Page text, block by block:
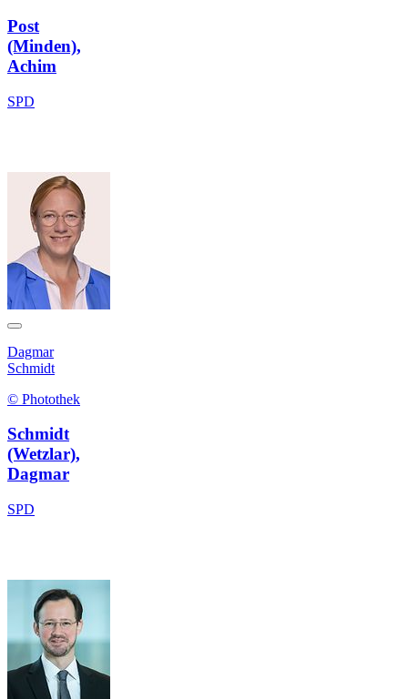
Post
(Minden),
Achim
SPD
Dagmar
Schmidt
© Photothek
Schmidt
(Wetzlar),
Dagmar
SPD